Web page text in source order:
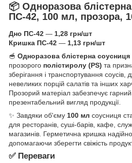
📦 Одноразова
ПС-42, 100 мл, прозора,
Дно ПС-42 — 1,28 грн/шт
Кришка ПС-42 — 1,13 грн/шт
🥣 Одноразова блістерна
прозорого полістиролу (PS) та
зберігання і транспортування соусів,
невеликих порцій салатів та інших
Прозорий матеріал забезпечує гарний
презентабельний вигляд продукції.
✨ Завдяки об'єму 100 мл соусниця
для ресторанів, суші-барів, кафе,
магазинів. Герметична кришка
допомагаючи зберегти свіжість
✅ Переваги